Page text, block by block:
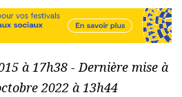
à 17h38 - Dernière mise à
2022 à 13h44